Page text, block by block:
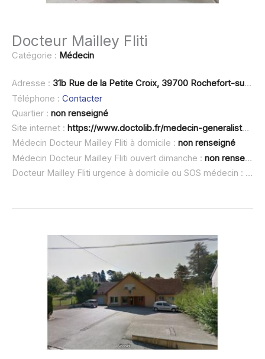
Docteur Mailley Fliti
Catégorie : Médecin
Adresse : 31b Rue de la Petite Croix, 39700 Rochefort-sur-Nenon
Téléphone : Contacter
Quartier : non renseigné
Site internet : https://www.doctolib.fr/medecin-generaliste/rochefort-sur-nenon/isabelle-mailley-filti
Médecin Docteur Mailley Fliti à domicile : non renseigné
Médecin Docteur Mailley Fliti ouvert dimanche : non renseigné
Docteur Mailley Fliti urgence à domicile ou SOS médecin :
non